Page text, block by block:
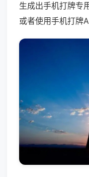
生成出手机打牌专
或者使用手机打牌